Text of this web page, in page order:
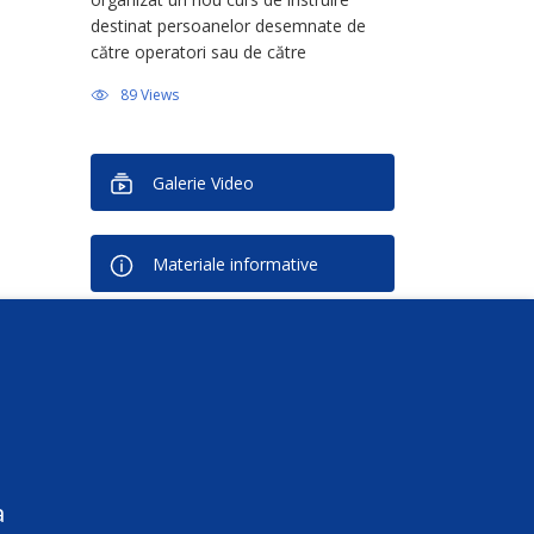
destinat persoanelor desemnate de
către operatori sau de către
în calitate de Responsabil cu Protecția
DPO). Activitatea face […]
89 Views
Galerie Video
Materiale informative